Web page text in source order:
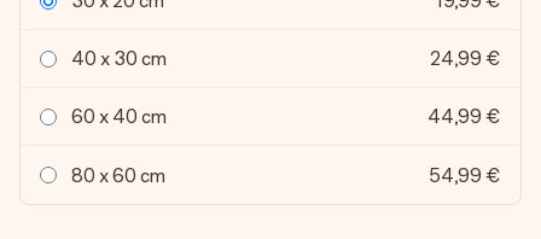
40 x 30 cm 24,99 €
60 x 40 cm 44,99 €
80 x 60 cm 54,99 €